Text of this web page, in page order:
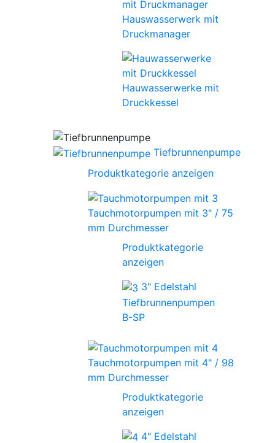
Hauswasserwerk mit
Druckmanager
Hauwasserwerke mit
Druckkessel
Tiefbrunnenpumpe
Produktkategorie anzeigen
Tauchmotorpumpen mit 3" / 75
mm Durchmesser
Produktkategorie
anzeigen
3" Edelstahl
Tiefbrunnenpumpen
B-SP
Tauchmotorpumpen mit 4" / 98
mm Durchmesser
Produktkategorie
anzeigen
4" Edelstahl